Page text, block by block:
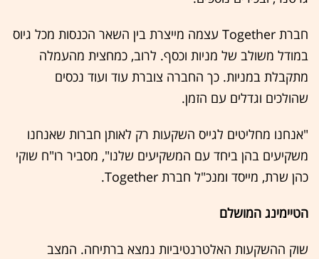
חברת Together עצמה מייצרת בין השאר הכנסות מכל גיוס
במודל משולב של מניות וכסף. לרוב, כמחצית מהעמלה
מתקבלת במניות. כך החברה צוברת עוד ועוד נכסים
שהולכים וגדלים עם הזמן.
"אנחנו מחליטים לגייס השקעות רק לאותן חברות שאנחנו
משקיעים בהן ביחד עם המשקיעים שלנו", מסביר רו"ח שוקי
כהן שרת, מייסד ומנכ"ל חברת Together.
הטיימינג המושלם
שוק ההשקעות האלטרנטיביות נמצא ברתיחה. המצב